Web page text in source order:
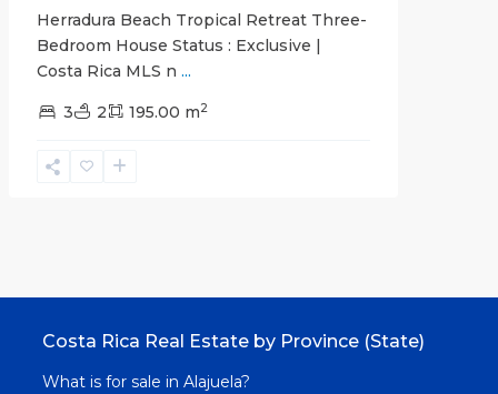
Herradura Beach Tropical Retreat Three-
Bedroom House Status : Exclusive |
Costa Rica MLS n ...
3 2 195.00 m2
Costa Rica Real Estate by Province (State)
What is for sale in Alajuela?